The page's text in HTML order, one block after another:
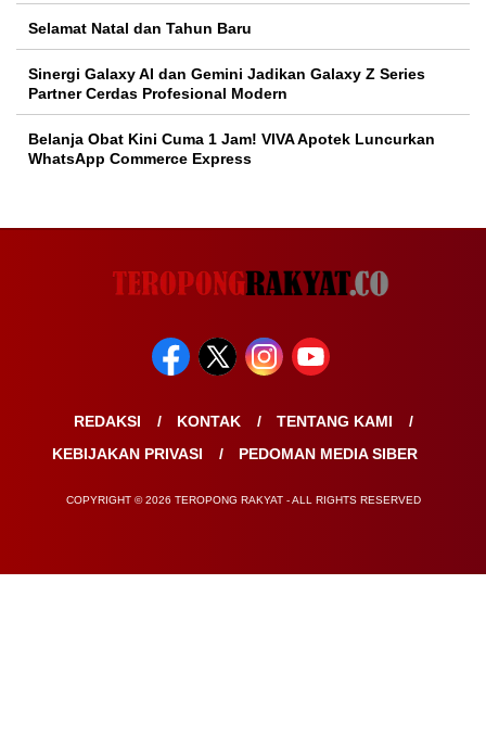
Selamat Natal dan Tahun Baru
Sinergi Galaxy AI dan Gemini Jadikan Galaxy Z Series
Partner Cerdas Profesional Modern
Belanja Obat Kini Cuma 1 Jam! VIVA Apotek Luncurkan
WhatsApp Commerce Express
REDAKSI KONTAK
TENTANG KAMI
KEBIJAKAN PRIVASI
PEDOMAN MEDIA SIBER
COPYRIGHT © 2026 TEROPONG RAKYAT - ALL RIGHTS RESERVED